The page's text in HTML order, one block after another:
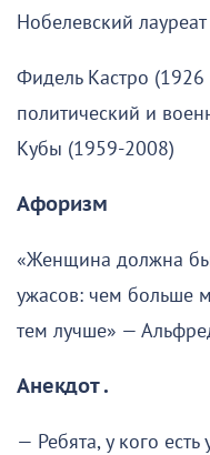
Нобелевский лауреат
Фидель Кастро
политический и
Кубы (1959-2008)
Афоризм
«Женщина должна
ужасов: чем больше
тем лучше» —
Анекдот .
— Ребята, у кого